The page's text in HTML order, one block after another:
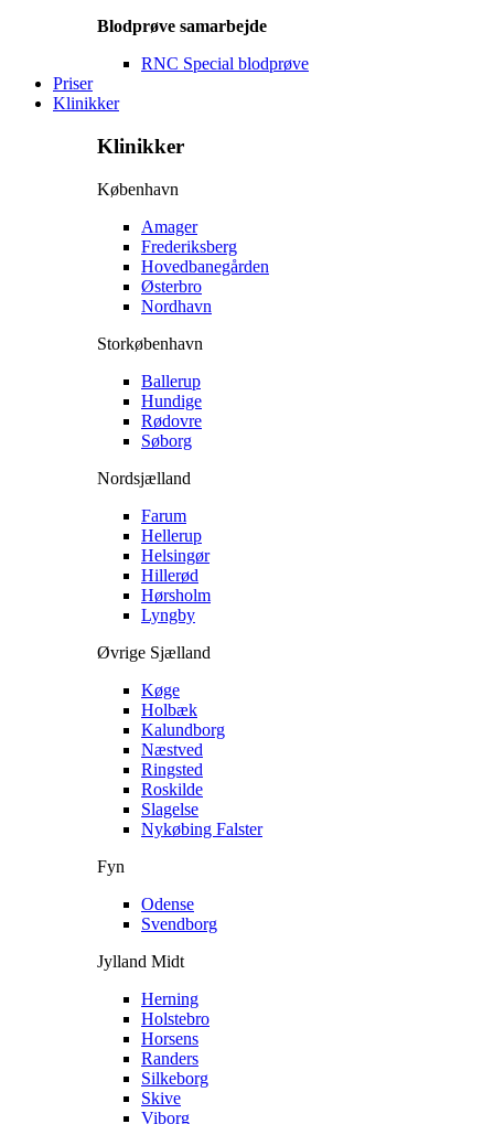
Blodprøve samarbejde
RNC Special blodprøve
Priser
Klinikker
Klinikker
København
Amager
Frederiksberg
Hovedbanegården
Østerbro
Nordhavn
Storkøbenhavn
Ballerup
Hundige
Rødovre
Søborg
Nordsjælland
Farum
Hellerup
Helsingør
Hillerød
Hørsholm
Lyngby
Øvrige Sjælland
Køge
Holbæk
Kalundborg
Næstved
Ringsted
Roskilde
Slagelse
Nykøbing Falster
Fyn
Odense
Svendborg
Jylland Midt
Herning
Holstebro
Horsens
Randers
Silkeborg
Skive
Viborg